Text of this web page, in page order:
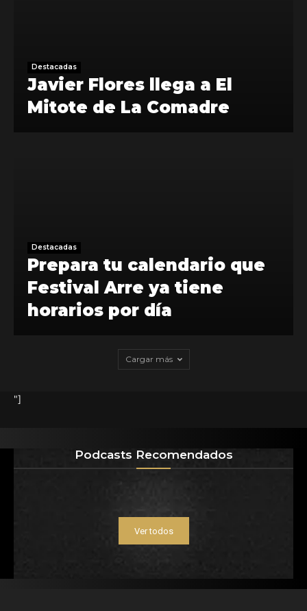
Destacadas
Javier Flores llega a El
Mitote de La Comadre
Destacadas
Prepara tu calendario que
Festival Arre ya tiene
horarios por día
Cargar más
"]
Podcasts Recomendados
Ver todos